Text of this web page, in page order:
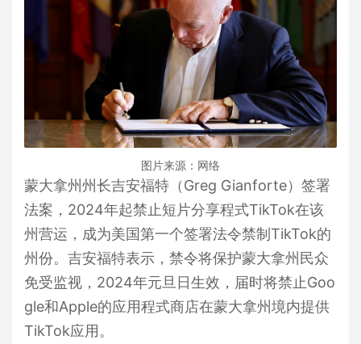
图片来源：网络
蒙大拿州州长吉安福特（Greg Gianforte）签署
法案，2024年起禁止短片分享程式TikTok在该
州营运，成为美国第一个签署法令禁制TikTok的
州份。吉安福特表示，禁令将保护蒙大拿州民众
免受监视，2024年元旦日生效，届时将禁止Goo
gle和Apple的应用程式商店在蒙大拿州境内提供
TikTok应用。
o